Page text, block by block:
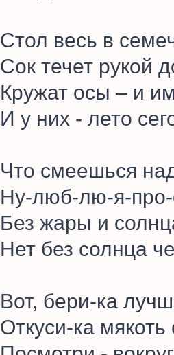
Стол весь в
Сок течет рукой
Кружат осы – и
И у них - лето
Что смеешься
Ну-люб-лю-я-про-
Без жары и
Нет без солнца
Вот, бери-ка
Откуси-ка мякоть